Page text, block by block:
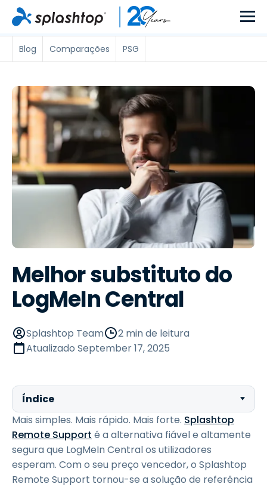
Blog Comparações PSG
Melhor substituto do
LogMeIn Central
Splashtop Team
2 min de leitura
Atualizado September 17, 2025
Índice
Mais simples. Mais rápido. Mais forte. Splashtop
Remote Support é a alternativa fiável e altamente
segura que LogMeIn Central os utilizadores
esperam. Com o seu preço vencedor, o Splashtop
Remote Support tornou-se a solução de referência